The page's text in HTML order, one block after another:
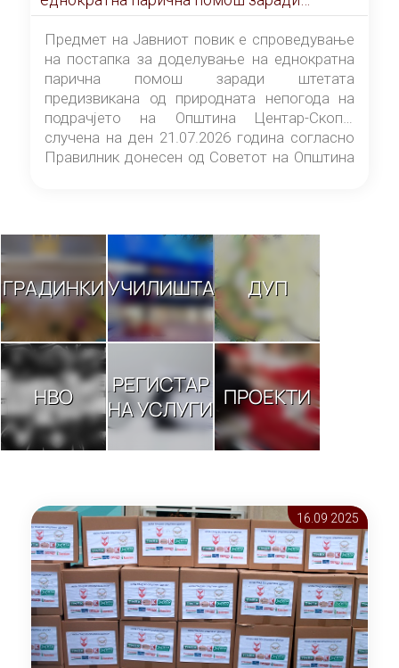
штетата предизвикана од природната
непогода на подрачјето на Општина
Центар-Скопје случена на ден 21.07.2026
година
Предмет на Јавниот повик е спроведување
на постапка за доделување на еднократна
парична помош заради штетата
предизвикана од природната непогода на
подрачјето на Општина Центар-Скопје
случена на ден 21.07.2026 година согласно
Правилник донесен од Советот на Општина
ГРАДИНКИУЧИЛИШТА ДУП
НВО
РЕГИСТАР
НА УСЛУГИ ПРОЕКТИ
16.09 2025